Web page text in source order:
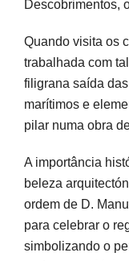
Descobrimentos,
Quando visita os
trabalhada com
filigrana saída
marítimos e
pilar numa obra
A importância
beleza
ordem de D.
para celebrar o
simbolizando o